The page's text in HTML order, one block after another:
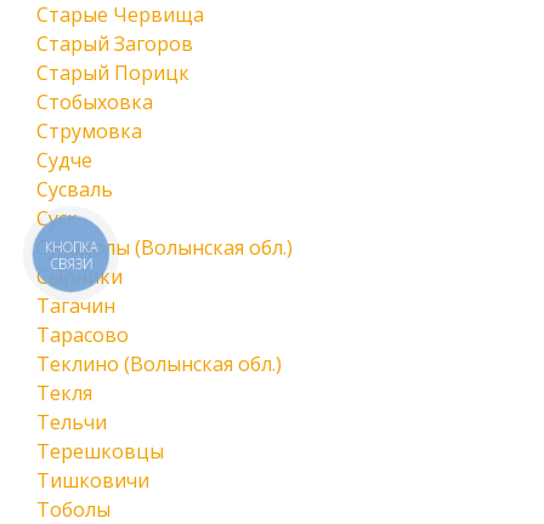
Старые Червища
Старый Загоров
Старый Порицк
Стобыховка
Струмовка
Судче
Сусваль
Суск
Суходолы (Волынская обл.)
Сырники
Тагачин
Тарасово
Теклино (Волынская обл.)
Текля
Тельчи
Терешковцы
Тишковичи
Тоболы
КНОПКА
СВЯЗИ